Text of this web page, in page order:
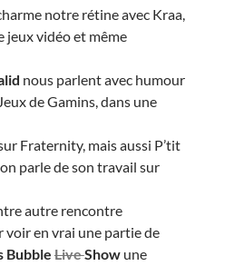
notre rétine avec Kraa,
jeux vidéo et même
nous parlent avec humour
de Gamins, dans une
Fraternity, mais aussi P’tit
parle de son travail sur
autre rencontre
voir en vrai une partie de
BubbleLiveShowune